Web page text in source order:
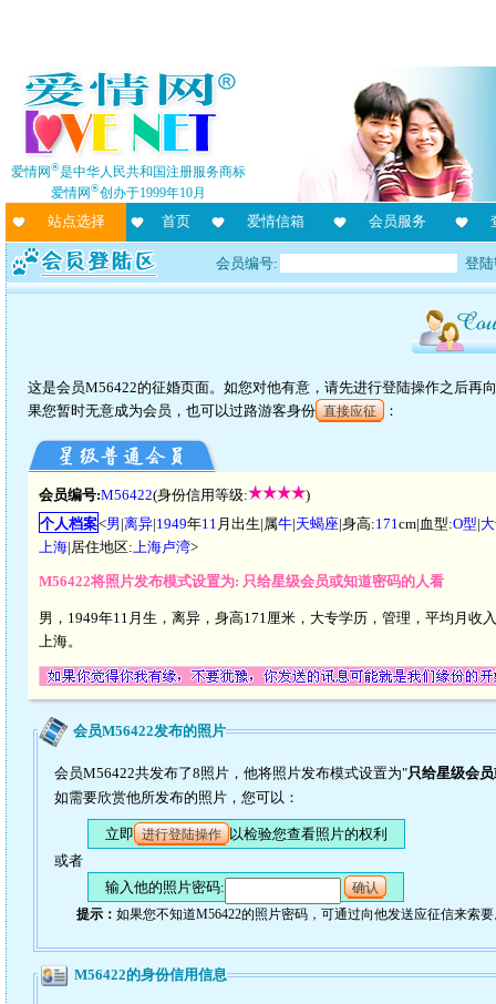
爱情网®是中华人民共和国注册服务商标
爱情网®创办于1999年10月
站点选择 首页 爱情信箱 会员服务
会员编号: 登
这是会员M56422的征婚页面。如您对他有意，请先进行登陆操作之后再
果您暂时无意成为会员，也可以过路游客身份 直接应征 ：
会员编号:M56422(身份信用等级:
)
个人档案<男|离异|1949年11 月出生|属牛|天蝎座|身高:171cm|血型:O型|
上海|居住地区:上海卢湾>
M56422将照片发布模式设置为: 只给星级会员或知道密码的人看
男，1949年11月生，离异，身高171厘米，大专学历，管理，平均月
上海。
会员M56422发布的照片
会员M56422共发布了8照片，他将照片发布模式设置为"只给星级会
如需要欣赏他所发布的照片，您可以：
立即 进行登陆操作 以检验您查看照片的权利
或者
输入他的照片密码:
确认
提示： 如果您不知道M56422的照片密码，可通过向他发送应征信来索
M56422的身份信用信息